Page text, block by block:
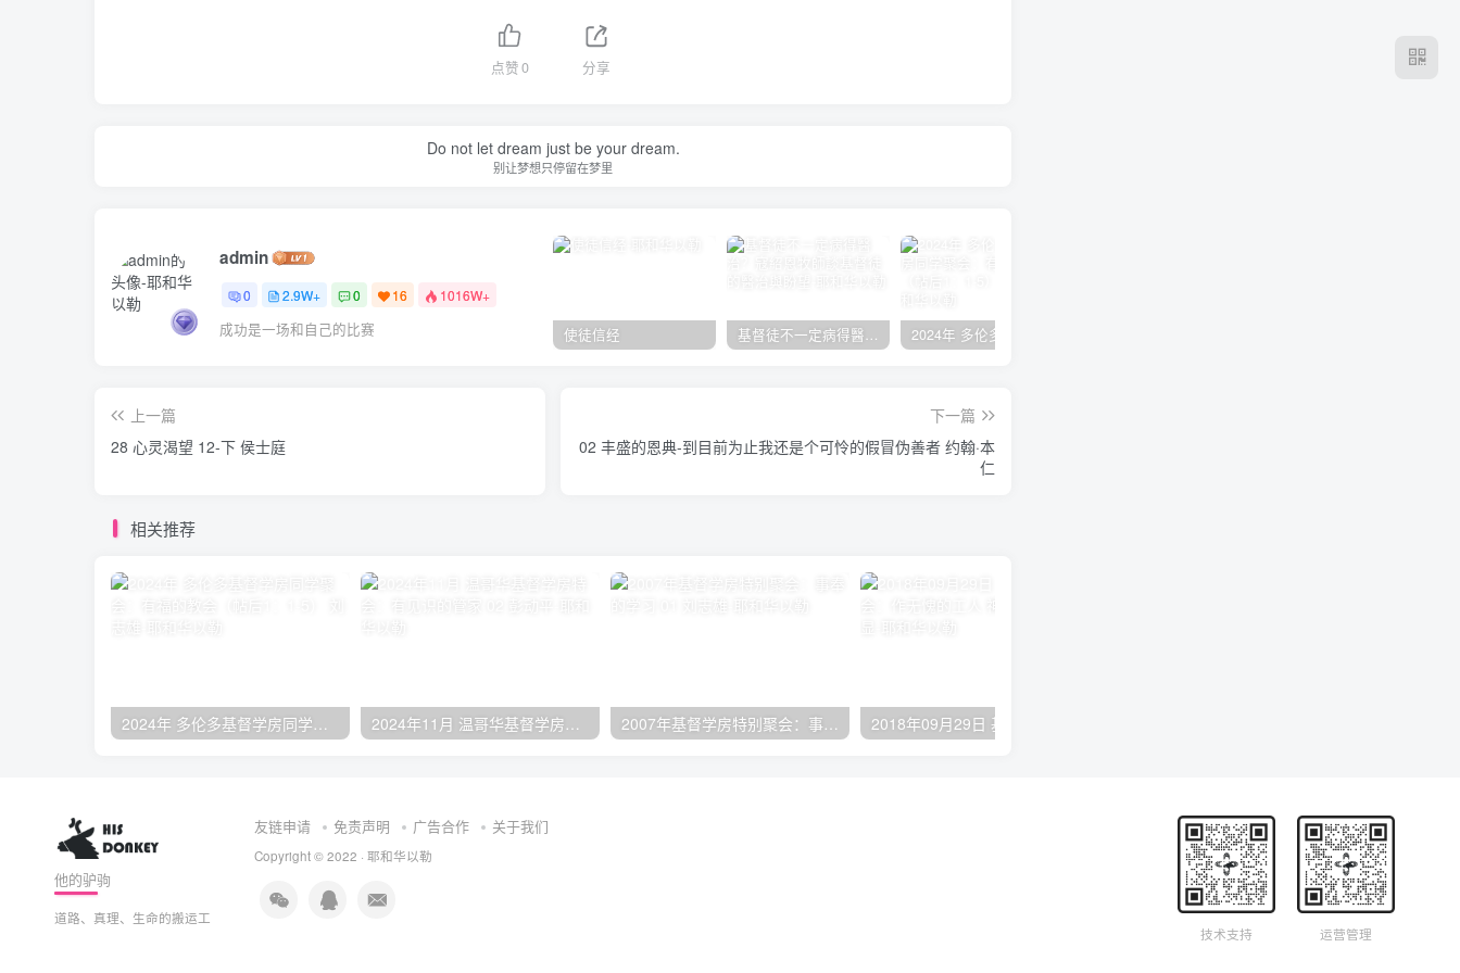
点赞0 分享
Do not let dream just be your dream.
别让梦想只停留在梦里
admin
0 2.9W+ 0 16 1016W+
成功是一场和自己的比赛 使徒信经
上一篇
28 心灵渴望 12-下 侯士庭
下一篇
02 丰盛的恩典-到目前为止我还是个可怜的假冒伪善者 约翰·本
仁
相关推荐
他的驴驹
道路、真理、生命的搬运工
友链申请 免责声明 广告合作 关于我们
Copyright © 2022 · 耶和华以勒
技术支持 运营管理